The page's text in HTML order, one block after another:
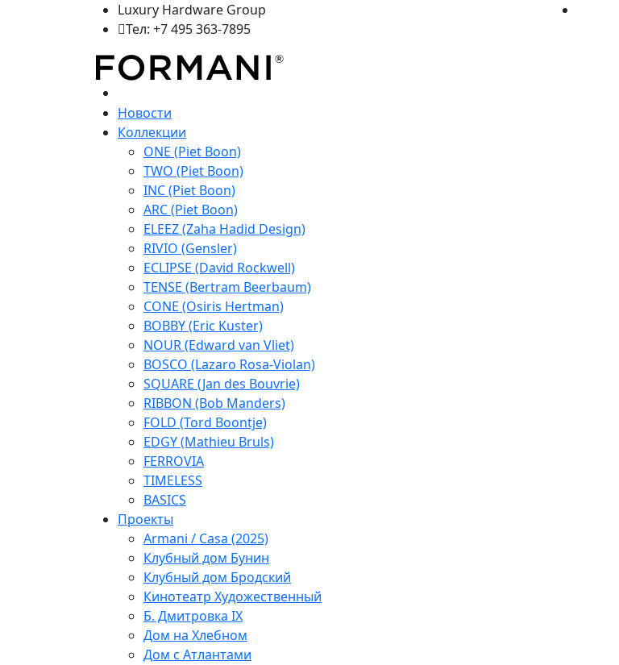
Luxury Hardware Group
Тел: +7 495 363-7895
Новости
Коллекции
ONE (Piet Boon)
TWO (Piet Boon)
INC (Piet Boon)
ARC (Piet Boon)
ELEEZ (Zaha Hadid Design)
RIVIO (Gensler)
ECLIPSE (David Rockwell)
TENSE (Bertram Beerbaum)
CONE (Osiris Hertman)
BOBBY (Eric Kuster)
NOUR (Edward van Vliet)
BOSCO (Lazaro Rosa-Violan)
SQUARE (Jan des Bouvrie)
RIBBON (Bob Manders)
FOLD (Tord Boontje)
EDGY (Mathieu Bruls)
FERROVIA
TIMELESS
BASICS
Проекты
Armani / Casa (2025)
Клубный дом Бунин
Клубный дом Бродский
Кинотеатр Художественный
Б. Дмитровка IX
Дом на Хлебном
Дом с Атлантами